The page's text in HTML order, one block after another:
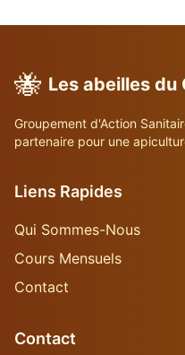
🐝 Les abeilles du
Groupement d'Action
partenaire pour une
Liens Rapides
Qui Sommes-Nous
Cours Mensuels
Contact
Contact